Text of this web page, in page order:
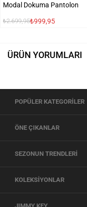
Modal Dokuma Pantolon
₺2.699,95₺999,95
ÜRÜN YORUMLARI
POPÜLER KATEGORİLER
ÖNE ÇIKANLAR
SEZONUN TRENDLERİ
KOLEKSİYONLAR